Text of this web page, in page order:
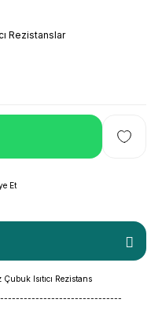
Rezistanslar
Et
Isıtıcı Rezistans